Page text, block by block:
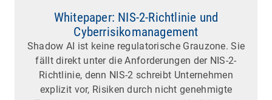
Whitepaper: NIS-2-Richtlinie und
Cyberrisikomanagement
Shadow AI ist keine regulatorische Grauzone. Sie
fällt direkt unter die Anforderungen der NIS-2-
Richtlinie, denn NIS-2 schreibt Unternehmen
explizit vor, Risiken durch nicht genehmigte